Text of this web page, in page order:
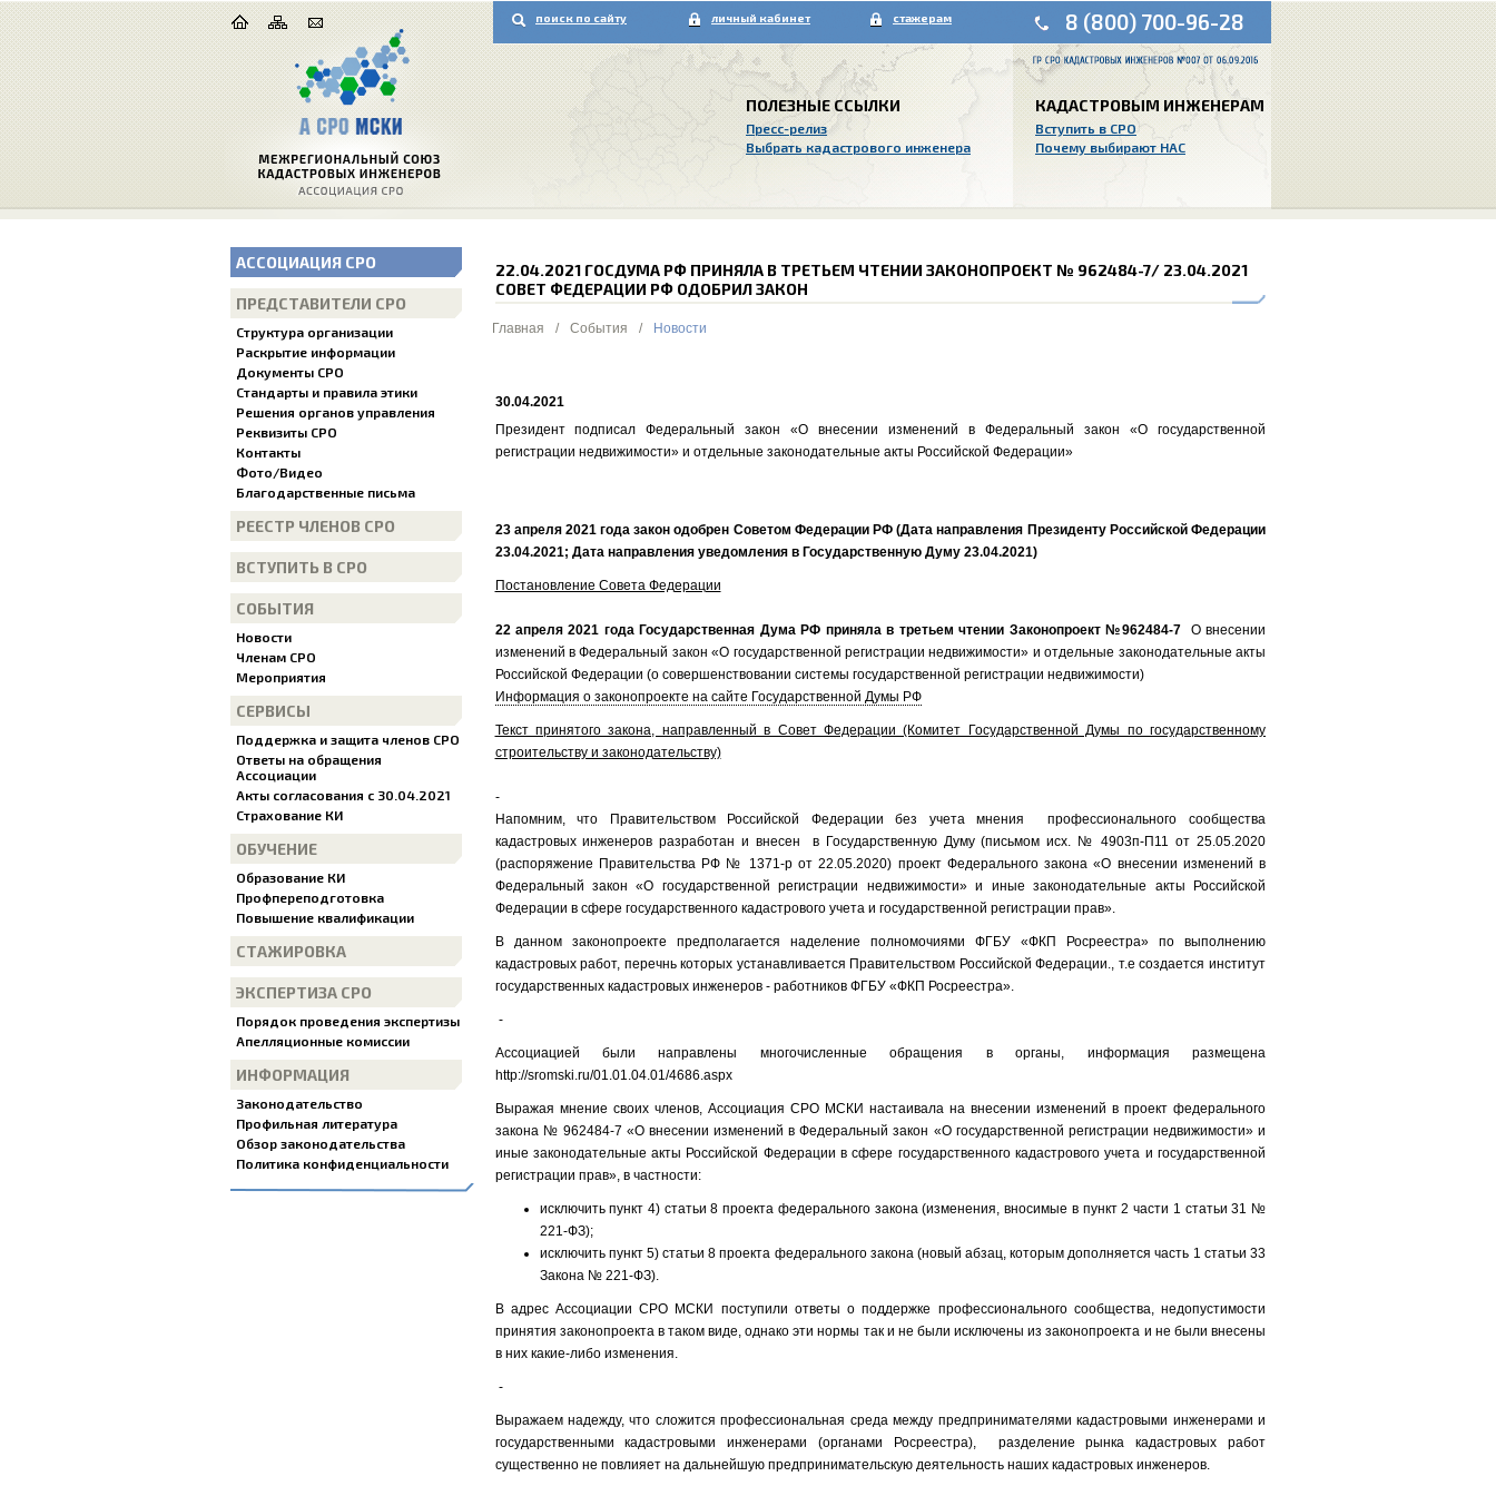
поиск по сайту личный кабинет стажерам 8 (800) 700-96-28
ПОЛЕЗНЫЕ ССЫЛКИ
Пресс-релиз
Выбрать кадастрового инженера
КАДАСТРОВЫМ ИНЖЕНЕРАМ
Вступить в СРО
Почему выбирают НАС
АССОЦИАЦИЯ СРО
ПРЕДСТАВИТЕЛИ СРО
Структура организации
Раскрытие информации
Документы СРО
Стандарты и правила этики
Решения органов управления
Реквизиты СРО
Контакты
Фото/Видео
Благодарственные письма
РЕЕСТР ЧЛЕНОВ СРО
ВСТУПИТЬ В СРО
СОБЫТИЯ
Новости
Членам СРО
Мероприятия
СЕРВИСЫ
Поддержка и защита членов СРО
Ответы на обращения
Ассоциации
Акты согласования с 30.04.2021
Страхование КИ
ОБУЧЕНИЕ
Образование КИ
Профпереподготовка
Повышение квалификации
СТАЖИРОВКА
ЭКСПЕРТИЗА СРО
Порядок проведения экспертизы
Апелляционные комиссии
ИНФОРМАЦИЯ
Законодательство
Профильная литература
Обзор законодательства
Политика конфиденциальности
22.04.2021 ГОСДУМА РФ ПРИНЯЛА В ТРЕТЬЕМ ЧТЕНИИ ЗАКОНОПРОЕКТ № 962484-7/ 23.04.2021
СОВEТ ФЕДЕРАЦИИ РФ ОДОБРИЛ ЗАКОН
Главная / События / Новости
30.04.2021
Президент подписал Федеральный закон «О внесении изменений в Федеральный закон «О государственной
регистрации недвижимости» и отдельные законодательные акты Российской Федерации»
23 апреля 2021 года закон одобрен Советом Федерации РФ (Дата направления Президенту Российской Федерации
23.04.2021; Дата направления уведомления в Государственную Думу 23.04.2021)
Постановление Совета Федерации
22 апреля 2021 года Государственная Дума РФ приняла в третьем чтении Законопроект №962484-7
О внесении
изменений в Федеральный закон «О государственной регистрации недвижимости» и отдельные законодательные акты
Российской Федерации (о совершенствовании системы государственной регистрации недвижимости)
Информация о законопроекте на сайте Государственной Думы РФ
Текст принятого закона, направленный в Совет Федерации (Комитет Государственной Думы по государственному
строительству и законодательству)
-
Напомним, что Правительством Российской Федерации без учета мнения профессионального сообщества
кадастровых инженеров разработан и внесен в Государственную Думу (письмом исх. № 4903п-П11 от 25.05.2020
(распоряжение Правительства РФ № 1371-р от 22.05.2020) проект Федерального закона «О внесении изменений в
Федеральный закон «О государственной регистрации недвижимости» и иные законодательные акты Российской
Федерации в сфере государственного кадастрового учета и государственной регистрации прав».
В данном законопроекте предполагается наделение полномочиями ФГБУ «ФКП Росреестра» по выполнению
кадастровых работ, перечнь которых устанавливается Правительством Российской Федерации., т.е создается институт
государственных кадастровых инженеров - работников ФГБУ «ФКП Росреестра».
-
Ассоциацией были направлены многочисленные обращения в органы, информация размещена
http://sromski.ru/01.01.04.01/4686.aspx
Выражая мнение своих членов, Ассоциация СРО МСКИ настаивала на внесении изменений в проект федерального
закона № 962484-7 «О внесении изменений в Федеральный закон «О государственной регистрации недвижимости» и
иные законодательные акты Российской Федерации в сфере государственного кадастрового учета и государственной
регистрации прав», в частности:
исключить пункт 4) статьи 8 проекта федерального закона (изменения, вносимые в пункт 2 части 1 статьи 31 №
221-ФЗ);
исключить пункт 5) статьи 8 проекта федерального закона (новый абзац, которым дополняется часть 1 статьи 33
Закона № 221-ФЗ).
В адрес Ассоциации СРО МСКИ поступили ответы о поддержке профессионального сообщества, недопустимости
принятия законопроекта в таком виде, однако эти нормы так и не были исключены из законопроекта и не были внесены
в них какие-либо изменения.
-
Выражаем надежду, что сложится профессиональная среда между предпринимателями кадастровыми инженерами и
государственными кадастровыми инженерами (органами Росреестра), разделение рынка кадастровых работ
существенно не повлияет на дальнейшую предпринимательскую деятельность наших кадастровых инженеров.